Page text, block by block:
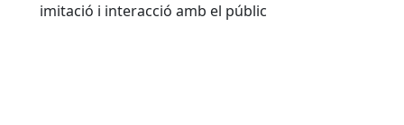
imitació i interacció amb el públic